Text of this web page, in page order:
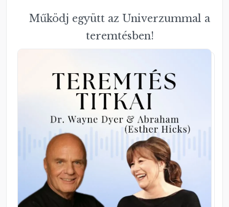
Működj együtt az Univerzummal a
teremtésben!